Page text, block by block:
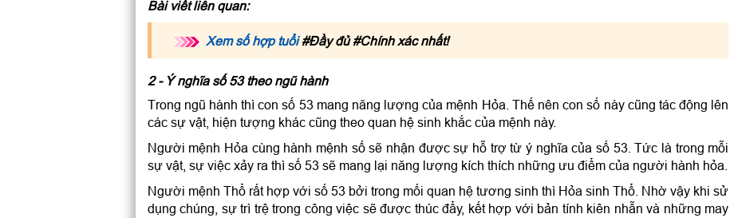
Bài viết liên quan:
Xem số hợp tuổi#Đầy đủ #Chính xác nhất!
2 - Ý nghĩa số 53 theo ngũ hành
Trong ngũ hành thì con số 53 mang năng lượng của mệnh Hỏa. Thế nên con số này cũng tác động lên
các sự vật, hiện tượng khác cũng theo quan hệ sinh khắc của mệnh này.
Người mệnh Hỏa cùng hành mệnh số sẽ nhận được sự hỗ trợ từ ý nghĩa của số 53. Tức là trong mỗi
sự vật, sự việc xảy ra thì số 53 sẽ mang lại năng lượng kích thích những ưu điểm của người hành hỏa.
Người mệnh Thổ rất hợp với số 53 bởi trong mối quan hệ tương sinh thì Hỏa sinh Thổ. Nhờ vậy khi sử
dụng chúng, sự trì trệ trong công việc sẽ được thúc đẩy, kết hợp với bản tính kiên nhẫn và những may